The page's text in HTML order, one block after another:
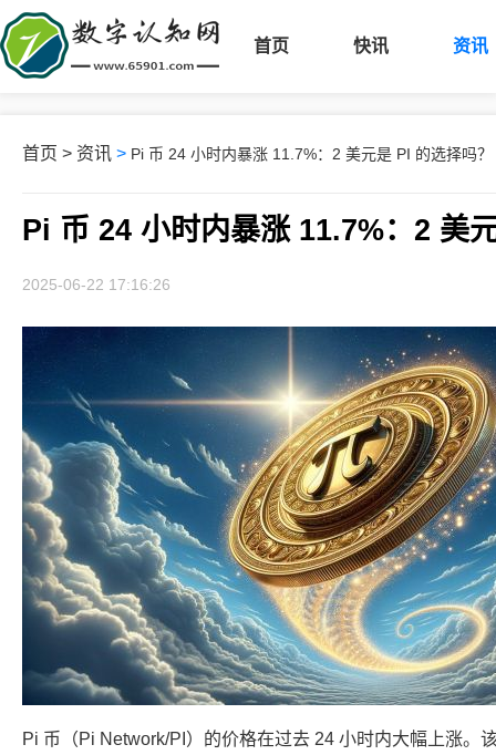
首页 快讯 资讯
首页 > 资讯 > Pi 币 24 小时内暴涨 11.7%：2 美元是 PI 的选择吗？
Pi 币 24 小时内暴涨 11.7%：2 美
2025-06-22 17:16:26
Pi 币（Pi Network/PI）的价格在过去 24 小时内大幅上涨。